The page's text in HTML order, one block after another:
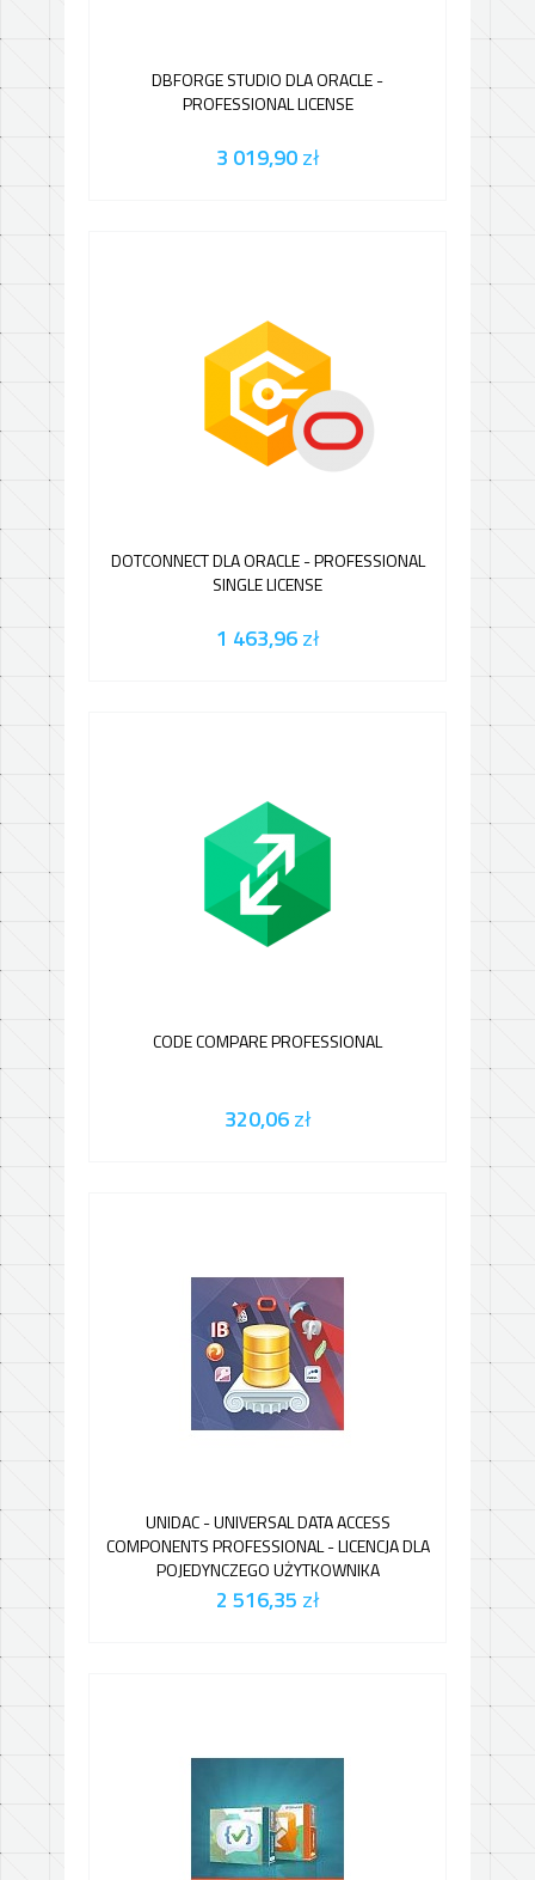
DBFORGE STUDIO DLA ORACLE -
PROFESSIONAL LICENSE
3 019,90zł
DOTCONNECT DLA ORACLE - PROFESSIONAL
SINGLE LICENSE
1 463,96zł
CODE COMPARE PROFESSIONAL
320,06zł
UNIDAC - UNIVERSAL DATA ACCESS
COMPONENTS PROFESSIONAL - LICENCJA DLA
POJEDYNCZEGO UŻYTKOWNIKA
2 516,35 zł